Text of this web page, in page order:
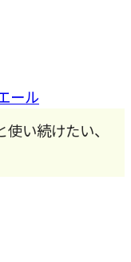
ール
い続けたい、